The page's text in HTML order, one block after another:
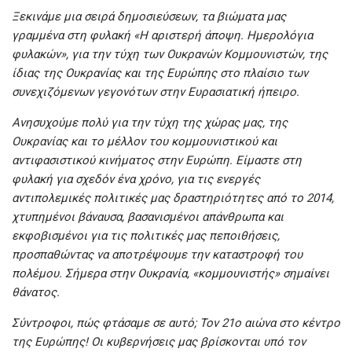
Ξεκινάμε μια σειρά δημοσιεύσεων, τα βιώματα μας
γραμμένα στη φυλακή «Η αριστερή άποψη. Ημερολόγια
φυλακών», για την τύχη των Ουκρανών Κομμουνιστών, της
ίδιας της Ουκρανίας και της Ευρώπης στο πλαίσιο των
συνεχιζόμενων γεγονότων στην Ευρασιατική ήπειρο.
Ανησυχούμε πολύ για την τύχη της χώρας μας, της
Ουκρανίας και το μέλλον του κομμουνιστικού και
αντιφασιστικού κινήματος στην Ευρώπη. Είμαστε στη
φυλακή για σχεδόν ένα χρόνο, για τις ενεργές
αντιπολεμικές πολιτικές μας δραστηριότητες από το 2014,
χτυπημένοι βάναυσα, βασανισμένοι απάνθρωπα και
εκφοβισμένοι για τις πολιτικές μας πεποιθήσεις,
προσπαθώντας να αποτρέψουμε την καταστροφή του
πολέμου. Σήμερα στην Ουκρανία, «κομμουνιστής» σημαίνει
θάνατος.
Σύντροφοι, πώς φτάσαμε σε αυτό; Τον 21ο αιώνα στο κέντρο
της Ευρώπης! Οι κυβερνήσεις μας βρίσκονται υπό τον